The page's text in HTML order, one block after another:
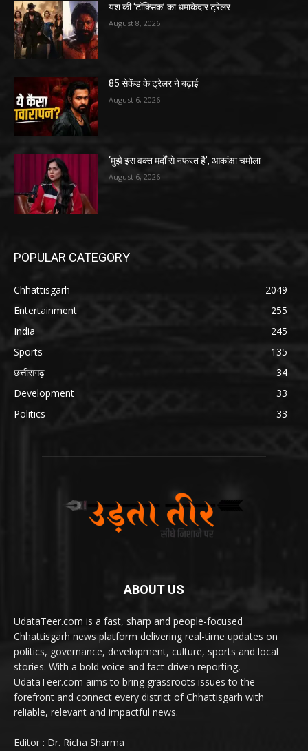
यश की ‘टॉक्सिक’ का धमाकेदार ट्रेलर
August 8, 2026
85 सेकेंड के ट्रेलर ने बढ़ाई
August 6, 2026
‘मुझे इस वक्त मर्दों से नफरत है’, आकांक्षा चमोला
August 6, 2026
POPULAR CATEGORY
Chhattisgarh
2049
Entertainment
255
India
245
Sports
135
छत्तीसगढ़
34
Development
33
Politics
33
ABOUT US
UdataTeer.com is a fast, sharp and people-focused
Chhattisgarh news platform delivering real-time updates on
politics, governance, development, culture, sports and local
stories. With a bold voice and fact-driven reporting,
UdataTeer.com aims to bring grassroots issues to the
forefront and connect every district of Chhattisgarh with
reliable, relevant and impactful news.
Editor : Dr. Richa Sharma